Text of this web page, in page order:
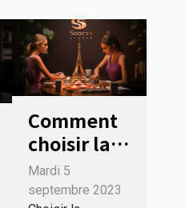
Comment
choisir la
meilleure
agence
Mardi 5
septembre 2023